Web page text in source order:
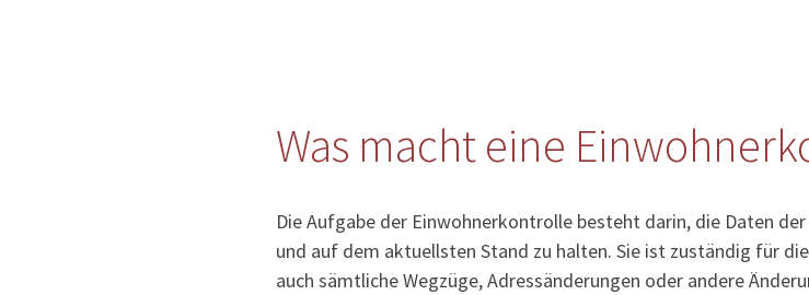
Was macht eine
Die Aufgabe der Einwohnerkontrolle besteht darin, die Daten
und auf dem aktuellsten Stand zu halten. Sie ist zuständig für
auch sämtliche Wegzüge, Adressänderungen oder andere